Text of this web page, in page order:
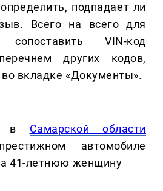
подпадает ли
Всего на всего для
VIN-код
других кодов,
вкладке «Документы».
в Самарской области
автомобиле
41-летнюю женщину